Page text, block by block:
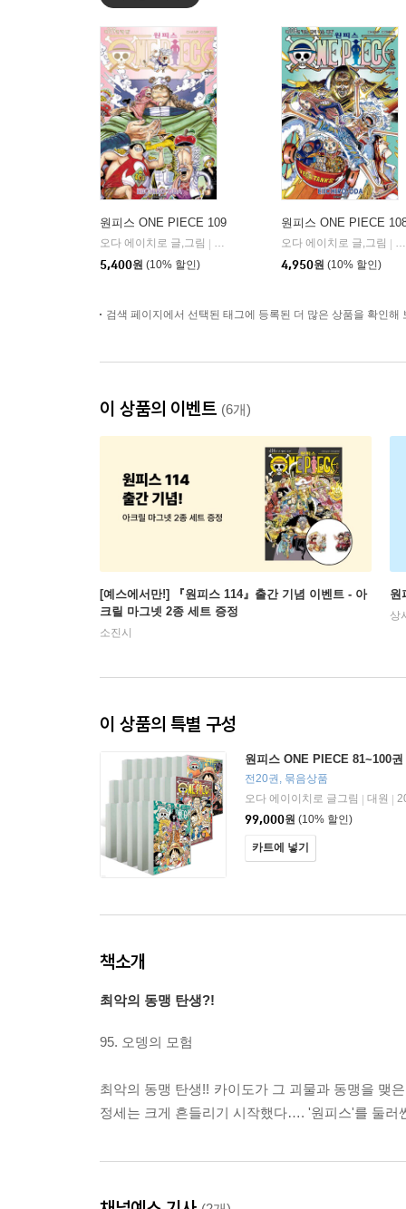
원피스 ONE PIECE 109
오다 에이치로 글,그림
대원
5,400원 (10% 할인)
원피스 ONE PIECE
오다 에이치로 글,그림
4,950원 (10% 할인)
검색 페이지에서 선택된 태그에 등록된 더 많은 상품을 확인해
이 상품의 이벤트 (6개)
[예스에서만!] 『원피스 114』출간 기념 이벤트 - 아
크릴 마그넷 2종 세트 증정
소진시
원
상
이 상품의 특별 구성
원피스 ONE PIECE 81~100
전20권, 묶음상품
오다 에이이치로 글그림
대원
99,000원 (10% 할인)
카트에 넣기
책소개
최악의 동맹 탄생?!
95. 오뎅의 모험
최악의 동맹 탄생!! 카이도가 그 괴물과 동맹을 맺
정세는 크게 흔들리기 시작했다…. '원피스'를 둘러